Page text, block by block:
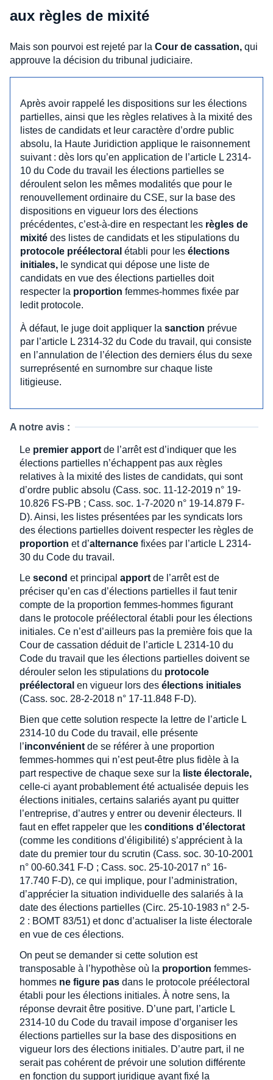
aux règles de mixité
Mais son pourvoi est rejeté par la Cour de cassation, qui
approuve la décision du tribunal judiciaire.
Après avoir rappelé les dispositions sur les élections
partielles, ainsi que les règles relatives à la mixité des
listes de candidats et leur caractère d’ordre public
absolu, la Haute Juridiction applique le raisonnement
suivant : dès lors qu’en application de l’article L 2314-
10 du Code du travail les élections partielles se
déroulent selon les mêmes modalités que pour le
renouvellement ordinaire du CSE, sur la base des
dispositions en vigueur lors des élections
précédentes, c’est-à-dire en respectant les règles de
mixité des listes de candidats et les stipulations du
protocole préélectoral établi pour les élections
initiales, le syndicat qui dépose une liste de
candidats en vue des élections partielles doit
respecter la proportion femmes-hommes fixée par
ledit protocole.
À défaut, le juge doit appliquer la sanction prévue
par l’article L 2314-32 du Code du travail, qui consiste
en l’annulation de l’élection des derniers élus du sexe
surreprésenté en surnombre sur chaque liste
litigieuse.
A notre avis :
Le premier apport de l’arrêt est d’indiquer que les
élections partielles n’échappent pas aux règles
relatives à la mixité des listes de candidats, qui sont
d’ordre public absolu (Cass. soc. 11-12-2019 n° 19-
10.826 FS-PB ; Cass. soc. 1-7-2020 n° 19-14.879 F-
D). Ainsi, les listes présentées par les syndicats lors
des élections partielles doivent respecter les règles de
proportion et d’alternance fixées par l’article L 2314-
30 du Code du travail.
Le second et principal apport de l’arrêt est de
préciser qu’en cas d’élections partielles il faut tenir
compte de la proportion femmes-hommes figurant
dans le protocole préélectoral établi pour les élections
initiales. Ce n’est d’ailleurs pas la première fois que la
Cour de cassation déduit de l’article L 2314-10 du
Code du travail que les élections partielles doivent se
dérouler selon les stipulations du protocole
préélectoral en vigueur lors des élections initiales
(Cass. soc. 28-2-2018 n° 17-11.848 F-D).
Bien que cette solution respecte la lettre de l’article L
2314-10 du Code du travail, elle présente
l’inconvénient de se référer à une proportion
femmes-hommes qui n’est peut-être plus fidèle à la
part respective de chaque sexe sur la liste électorale,
celle-ci ayant probablement été actualisée depuis les
élections initiales, certains salariés ayant pu quitter
l’entreprise, d’autres y entrer ou devenir électeurs. Il
faut en effet rappeler que les conditions d’électorat
(comme les conditions d’éligibilité) s’apprécient à la
date du premier tour du scrutin (Cass. soc. 30-10-2001
n° 00-60.341 F-D ; Cass. soc. 25-10-2017 n° 16-
17.740 F-D), ce qui implique, pour l’administration,
d’apprécier la situation individuelle des salariés à la
date des élections partielles (Circ. 25-10-1983 n° 2-5-
2 : BOMT 83/51) et donc d’actualiser la liste électorale
en vue de ces élections.
On peut se demander si cette solution est
transposable à l’hypothèse où la proportion femmes-
hommes ne figure pas dans le protocole préélectoral
établi pour les élections initiales. À notre sens, la
réponse devrait être positive. D’une part, l’article L
2314-10 du Code du travail impose d’organiser les
élections partielles sur la base des dispositions en
vigueur lors des élections initiales. D’autre part, il ne
serait pas cohérent de prévoir une solution différente
en fonction du support juridique ayant fixé la